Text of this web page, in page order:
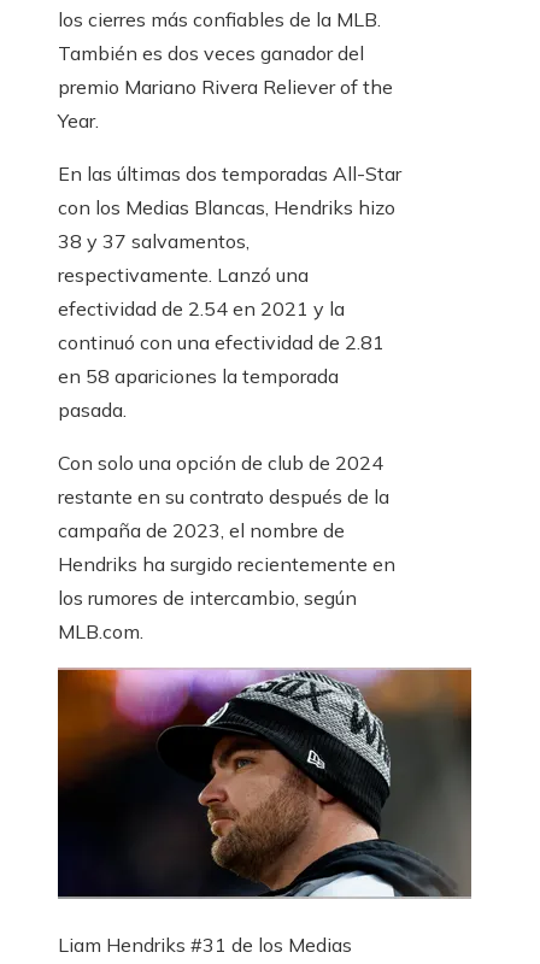
los cierres más confiables de la MLB.
También es dos veces ganador del
premio Mariano Rivera Reliever of the
Year.
En las últimas dos temporadas All-Star
con los Medias Blancas, Hendriks hizo
38 y 37 salvamentos,
respectivamente. Lanzó una
efectividad de 2.54 en 2021 y la
continuó con una efectividad de 2.81
en 58 apariciones la temporada
pasada.
Con solo una opción de club de 2024
restante en su contrato después de la
campaña de 2023, el nombre de
Hendriks ha surgido recientemente en
los rumores de intercambio, según
MLB.com.
Liam Hendriks #31 de los Medias